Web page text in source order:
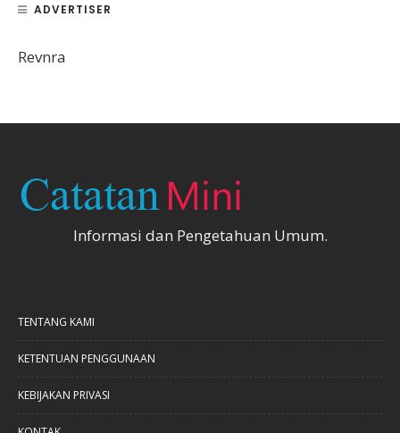
ADVERTISER
Revnra
Informasi dan Pengetahuan Umum.
TENTANG KAMI
KETENTUAN PENGGUNAAN
KEBIJAKAN PRIVASI